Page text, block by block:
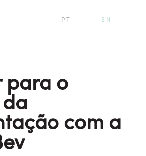
PT EN
para o
com a